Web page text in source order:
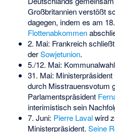
Großbritannien verstößt
dagegen, indem es am
Flottenabkommen
2. Mai: Frankreich schließt
derSowjetunion.
5./12. Mai:
31. Mai: Ministerpräsident
durch Misstrauensvotum
Parlamentspräsident
interimistisch sein
7. Juni: Pierre Lavalwird
Ministerpräsident. Seine